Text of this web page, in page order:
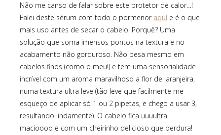
Não me canso de falar sobre este protetor de calor…!
Falei deste sérum com todo o pormenor aqui e é o que
mais uso antes de secar o cabelo. Porquê? Uma
solução que soma imensos pontos na textura e no
acabamento não gorduroso. Não pesa mesmo em
cabelos finos (como o meu!) e tem uma sensorialidade
incrível com um aroma maravilhoso a flor de laranjeira,
numa textura ultra leve (tão leve que facilmente me
esqueço de aplicar só 1 ou 2 pipetas, e chego a usar 3,
resultando lindamente). O cabelo fica uuuultra
macioooo e com um cheirinho delicioso que perdura!